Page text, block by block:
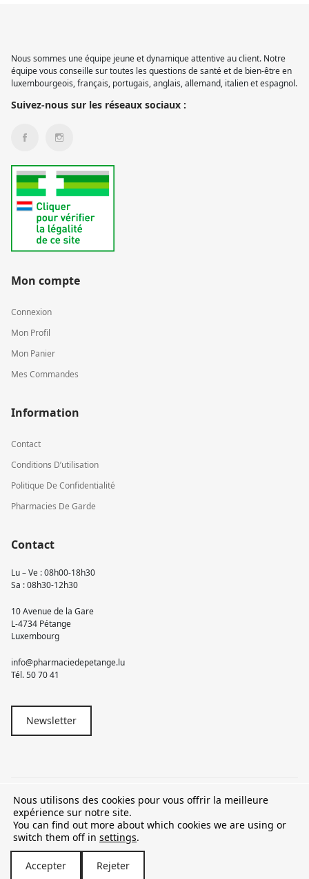
Nous sommes une équipe jeune et dynamique attentive au client. Notre
équipe vous conseille sur toutes les questions de santé et de bien-être en
luxembourgeois, français, portugais, anglais, allemand, italien et espagnol.
Suivez-nous sur les réseaux sociaux :
Mon compte
Connexion
Mon Profil
Mon Panier
Mes Commandes
Information
Contact
Conditions D’utilisation
Politique De Confidentialité
Pharmacies De Garde
Contact
Lu – Ve : 08h00-18h30
Sa : 08h30-12h30
10 Avenue de la Gare
L-4734 Pétange
Luxembourg
info@pharmaciedepetange.lu
Tél.50 70 41
Newsletter
© 2026 Pharmacie Pétange
TVA LU15581262
Nous utilisons des cookies pour vous offrir la meilleure
expérience sur notre site.
You can find out more about which cookies we are using or
switch them off in settings.
Accepter Rejeter